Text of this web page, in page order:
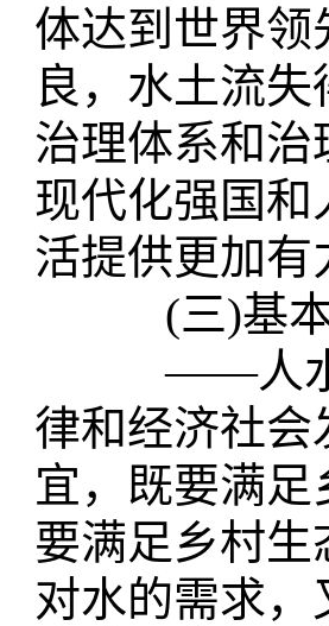
体达到世界
良，水土流
治理体系和
现代化强国
活提供更加
(三)基本
——人水
律和经济社
宜，既要满
要满足乡村
对水的需求